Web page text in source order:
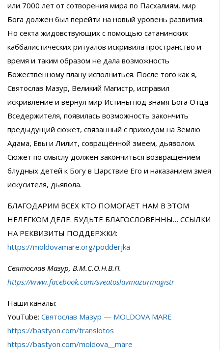
или 7000 лет от сотворения мира по Пасхалиям, мир
Бога должен был перейти на новый уровень развития.
Но секта жидовствующих с помощью сатанинских
каббалистических ритуалов искривила пространство и
время и таким образом не дала возможность
Божественному плану исполниться. После того как я,
Святослав Мазур, Великий Магистр, исправил
искривление и вернул мир Истины под знамя Бога Отца
Вседержителя, появилась возможность закончить
предыдущий сюжет, связанный с приходом на Землю
Адама, Евы и Лилит, совращённой змеем, дьяволом.
Сюжет по смыслу должен закончиться возвращением
блудных детей к Богу в Царствие Его и наказанием змея
искусителя, дьявола.
БЛАГОДАРИМ ВСЕХ КТО ПОМОГАЕТ НАМ В ЭТОМ
НЕЛЁГКОМ ДЕЛЕ. БУДЬТЕ БЛАГОСЛОВЕННЫ… ССЫЛКИ
НА РЕКВИЗИТЫ ПОДДЕРЖКИ:
https://moldovamare.org/podderjka
Святослав Мазур, В.М.С.О.Н.В.П.
https://www.facebook.com/sveatoslavmazurmagistr
Наши каналы:
YouTube: Святослав Мазур — MOLDOVA MARE
https://bastyon.com/translotos
https://bastyon.com/moldova__mare